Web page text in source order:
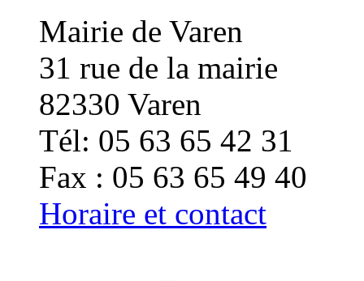
Mairie de Varen
31 rue de la mairie
82330 Varen
Tél: 05 63 65 42 31
Fax : 05 63 65 49 40
Horaire et contact